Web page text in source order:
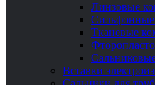
Линзовые
Сильфонные
Тканевые
Вставки